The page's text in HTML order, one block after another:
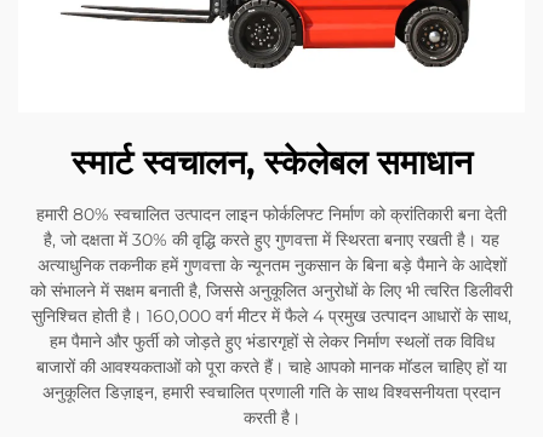
स्मार्ट स्वचालन, स्केलेबल समाधान
हमारी 80% स्वचालित उत्पादन लाइन फोर्कलिफ्ट निर्माण को क्रांतिकारी बना देती
है, जो दक्षता में 30% की वृद्धि करते हुए गुणवत्ता में स्थिरता बनाए रखती है। यह
अत्याधुनिक तकनीक हमें गुणवत्ता के न्यूनतम नुकसान के बिना बड़े पैमाने के आदेशों
को संभालने में सक्षम बनाती है, जिससे अनुकूलित अनुरोधों के लिए भी त्वरित डिलीवरी
सुनिश्चित होती है। 160,000 वर्ग मीटर में फैले 4 प्रमुख उत्पादन आधारों के साथ,
हम पैमाने और फुर्ती को जोड़ते हुए भंडारगृहों से लेकर निर्माण स्थलों तक विविध
बाजारों की आवश्यकताओं को पूरा करते हैं। चाहे आपको मानक मॉडल चाहिए हों या
अनुकूलित डिज़ाइन, हमारी स्वचालित प्रणाली गति के साथ विश्वसनीयता प्रदान
करती है।